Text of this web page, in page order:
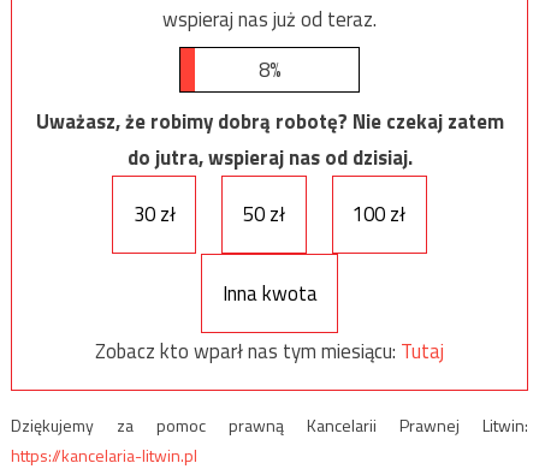
wspieraj nas już od teraz.
8%
Uważasz, że robimy dobrą robotę? Nie czekaj zatem
do jutra, wspieraj nas od dzisiaj.
30 zł
50 zł 100 zł
Inna kwota
Zobacz kto wparł nas tym miesiącu: Tutaj
Dziękujemy za pomoc prawną Kancelarii Prawnej Litwin:
https://kancelaria-litwin.pl